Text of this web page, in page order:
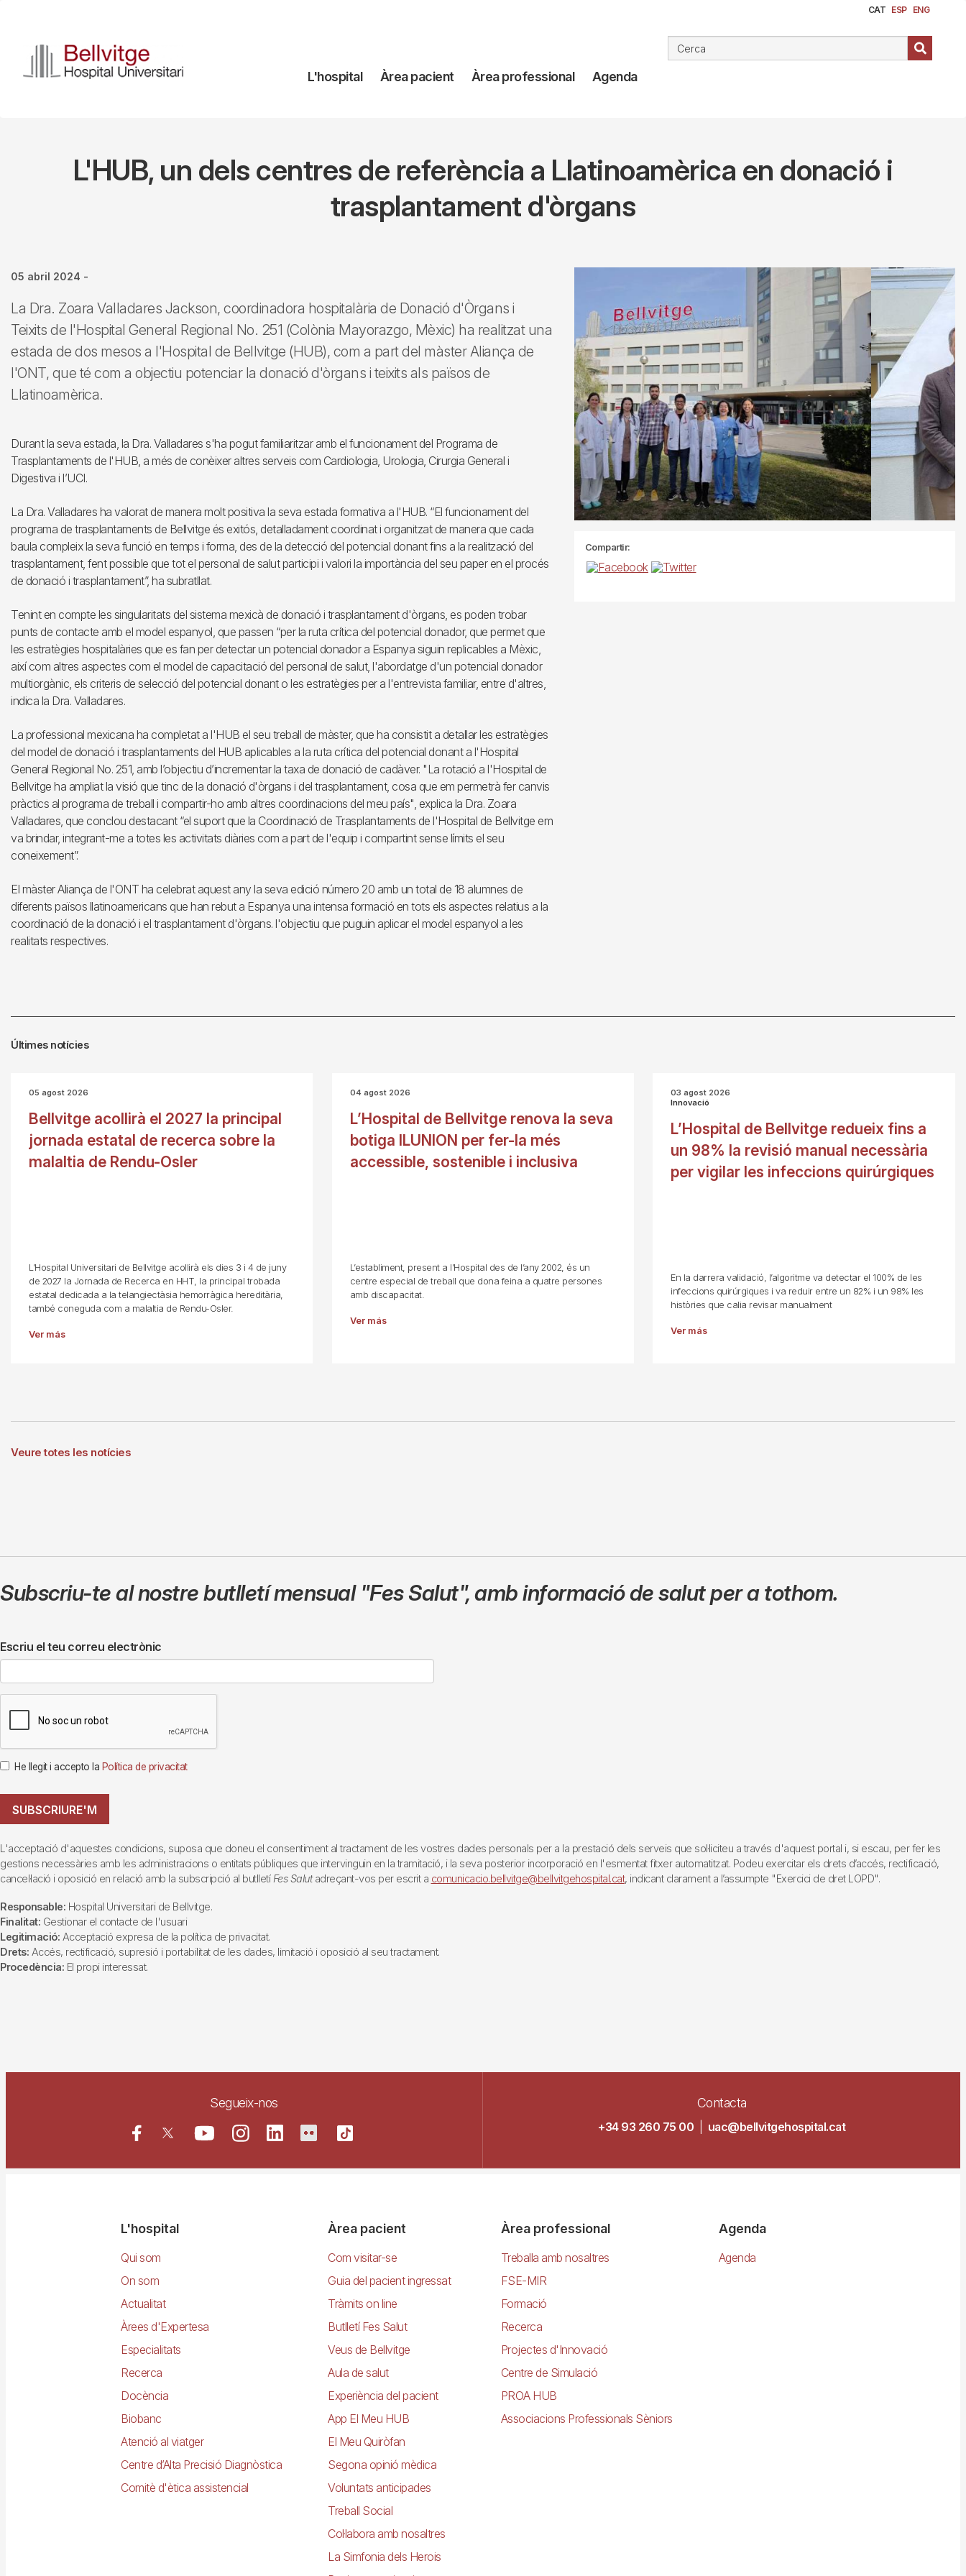
contingut
CAT ESP ENG
Navegación
L'hospital Àrea pacient Àrea professional Agenda
L'HUB, un dels centres de referència a Llatinoamèrica en donació i
trasplantament d'òrgans
05 abril 2024 -
La Dra. Zoara Valladares Jackson, coordinadora hospitalària de Donació d'Òrgans i
Teixits de l'Hospital General Regional No. 251 (Colònia Mayorazgo, Mèxic) ha realitzat una
estada de dos mesos a l'Hospital de Bellvitge (HUB), com a part del màster Aliança de
l'ONT, que té com a objectiu potenciar la donació d'òrgans i teixits als països de
Llatinoamèrica.
Durant la seva estada, la Dra. Valladares s'ha pogut familiaritzar amb el funcionament del Programa de
Trasplantaments de l'HUB, a més de conèixer altres serveis com Cardiologia, Urologia, Cirurgia General i
Digestiva i l’UCI.
La Dra. Valladares ha valorat de manera molt positiva la seva estada formativa a l'HUB. “El funcionament del
programa de trasplantaments de Bellvitge és exitós, detalladament coordinat i organitzat de manera que cada
baula compleix la seva funció en temps i forma, des de la detecció del potencial donant fins a la realització del
trasplantament, fent possible que tot el personal de salut participi i valori la importància del seu paper en el procés
de donació i trasplantament”, ha subratllat.
Tenint en compte les singularitats del sistema mexicà de donació i trasplantament d'òrgans, es poden trobar
punts de contacte amb el model espanyol, que passen “per la ruta crítica del potencial donador, que permet que
les estratègies hospitalàries que es fan per detectar un potencial donador a Espanya siguin replicables a Mèxic,
així com altres aspectes com el model de capacitació del personal de salut, l'abordatge d'un potencial donador
multiorgànic, els criteris de selecció del potencial donant o les estratègies per a l'entrevista familiar, entre d'altres,
indica la Dra. Valladares.
La professional mexicana ha completat a l'HUB el seu treball de màster, que ha consistit a detallar les estratègies
del model de donació i trasplantaments del HUB aplicables a la ruta crítica del potencial donant a l'Hospital
General Regional No. 251, amb l’objectiu d’incrementar la taxa de donació de cadàver. "La rotació a l'Hospital de
Bellvitge ha ampliat la visió que tinc de la donació d'òrgans i del trasplantament, cosa que em permetrà fer canvis
pràctics al programa de treball i compartir-ho amb altres coordinacions del meu país", explica la Dra. Zoara
Valladares, que conclou destacant “el suport que la Coordinació de Trasplantaments de l'Hospital de Bellvitge em
va brindar, integrant-me a totes les activitats diàries com a part de l'equip i compartint sense límits el seu
coneixement”.
El màster Aliança de l'ONT ha celebrat aquest any la seva edició número 20 amb un total de 18 alumnes de
diferents països llatinoamericans que han rebut a Espanya una intensa formació en tots els aspectes relatius a la
coordinació de la donació i el trasplantament d'òrgans. l'objectiu que puguin aplicar el model espanyol a les
realitats respectives.
Compartir:
Últimes notícies
05 agost 2026
Bellvitge acollirà el 2027 la principal
jornada estatal de recerca sobre la
malaltia de Rendu-Osler
L’Hospital Universitari de Bellvitge acollirà els dies 3 i 4 de juny
de 2027 la Jornada de Recerca en HHT, la principal trobada
estatal dedicada a la telangiectàsia hemorràgica hereditària,
també coneguda com a malaltia de Rendu-Osler.
Ver más
04 agost 2026
L’Hospital de Bellvitge renova la seva
botiga ILUNION per fer-la més
accessible, sostenible i inclusiva
L’establiment, present a l’Hospital des de l’any 2002, és un
centre especial de treball que dona feina a quatre persones
amb discapacitat.
Ver más
03 agost 2026
Innovació
L’Hospital de Bellvitge redueix fins a
un 98% la revisió manual necessària
per vigilar les infeccions quirúrgiques
En la darrera validació, l’algoritme va detectar el 100% de les
infeccions quirúrgiques i va reduir entre un 82% i un 98% les
històries que calia revisar manualment
Ver más
Veure totes les notícies
Subscriu-te al nostre butlletí mensual "Fes Salut",amb informació de salut per a tothom.
Escriu el teu correu electrònic
He llegit i accepto la Política de privacitat
SUBSCRIURE'M
L'acceptació d'aquestes condicions, suposa que doneu el consentiment al tractament de les vostres dades personals per a la prestació dels serveis que sol·liciteu a través d'aquest portal i, si escau, per fer les
gestions necessàries amb les administracions o entitats públiques que intervinguin en la tramitació, i la seva posterior incorporació en l'esmentat fitxer automatitzat. Podeu exercitar els drets d’accés, rectificació,
cancel·lació i oposició en relació amb la subscripció al butlletí Fes Salutadreçant-vos per escrit a comunicacio.bellvitge@bellvitgehospital.cat, indicant clarament a l’assumpte "Exercici de dret LOPD".
Responsable: Hospital Universitari de Bellvitge.
Finalitat: Gestionar el contacte de l'usuari
Legitimació: Acceptació expresa de la política de privacitat.
Drets: Accés, rectificació, supresió i portabilitat de les dades, limitació i oposició al seu tractament.
Procedència: El propi interessat.
Segueix-nos Contacta
+34 93 260 75 00 uac@bellvitgehospital.cat
NavegacióL'hospital
Qui som
On som
Actualitat
Àrees d'Expertesa
Especialitats
Recerca
Docència
Biobanc
Atenció al viatger
Centre d’Alta Precisió Diagnòstica
Comitè d'ètica assistencial
Àrea pacient
Com visitar-se
Guia del pacient ingressat
Tràmits on line
Butlletí Fes Salut
Veus de Bellvitge
Aula de salut
Experiència del pacient
App El Meu HUB
El Meu Quiròfan
Segona opinió mèdica
Voluntats anticipades
Treball Social
Col·labora amb nosaltres
La Simfonia dels Herois
Àrea professional
Treballa amb nosaltres
FSE-MIR
Formació
Recerca
Projectes d'Innovació
Centre de Simulació
PROA HUB
Associacions Professionals Sèniors
Agenda
Agenda